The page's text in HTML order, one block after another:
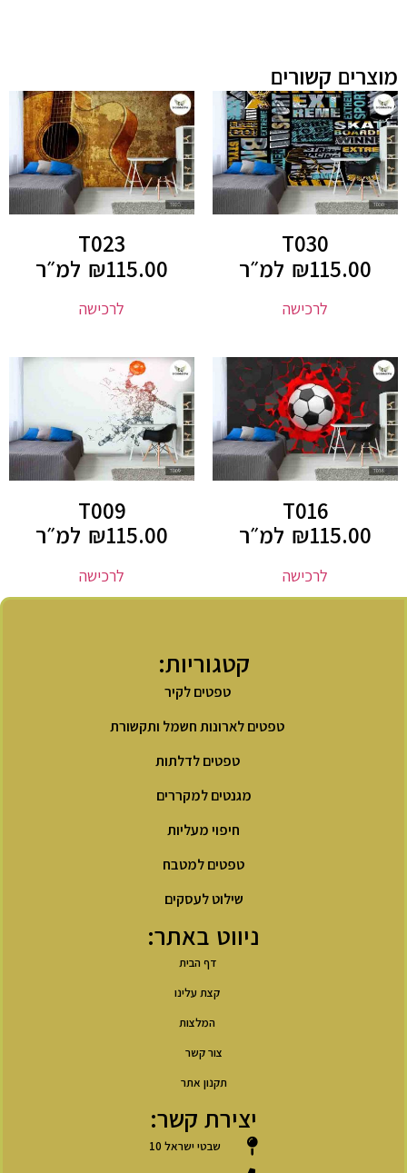
מוצרים קשורים
T030
₪115.00 למ״ר
לרכישה
T023
₪115.00 למ״ר
לרכישה
T016
₪115.00 למ״ר
לרכישה
T009
₪115.00 למ״ר
לרכישה
קטגוריות:
טפטים לקיר
טפטים לארונות חשמל ותקשורת
טפטים לדלתות
מגנטים למקררים
חיפוי מעליות
טפטים למטבח
שילוט לעסקים
ניווט באתר:
דף הבית
קצת עלינו
המלצות
צור קשר
תקנון אתר
יצירת קשר:
שבטי ישראל 10